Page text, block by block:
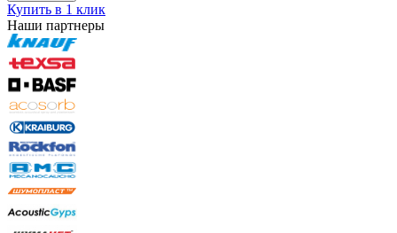
Купить в 1 клик
Наши партнеры